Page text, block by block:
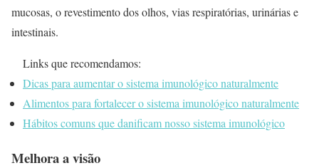
mucosas, o revestimento dos olhos, vias respiratórias, urinárias e
intestinais.
Links que recomendamos:
Dicas para aumentar o sistema imunológico naturalmente
Alimentos para fortalecer o sistema imunológico naturalmente
Hábitos comuns que danificam nosso sistema imunológico
Melhora a visão